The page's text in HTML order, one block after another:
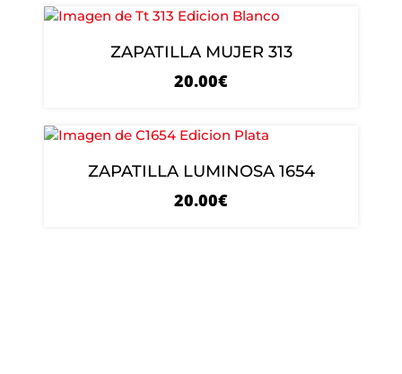
ZAPATILLA MUJER 313
20.00€
ZAPATILLA LUMINOSA 1654
20.00€